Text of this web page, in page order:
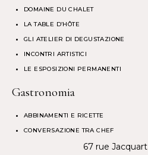
DOMAINE DU CHALET
LA TABLE D’HÔTE
GLI ATELIER DI DEGUSTAZIONE
INCONTRI ARTISTICI
LE ESPOSIZIONI PERMANENTI
Gastronomia
ABBINAMENTI E RICETTE
CONVERSAZIONE TRA CHEF
67 rue Jacquart